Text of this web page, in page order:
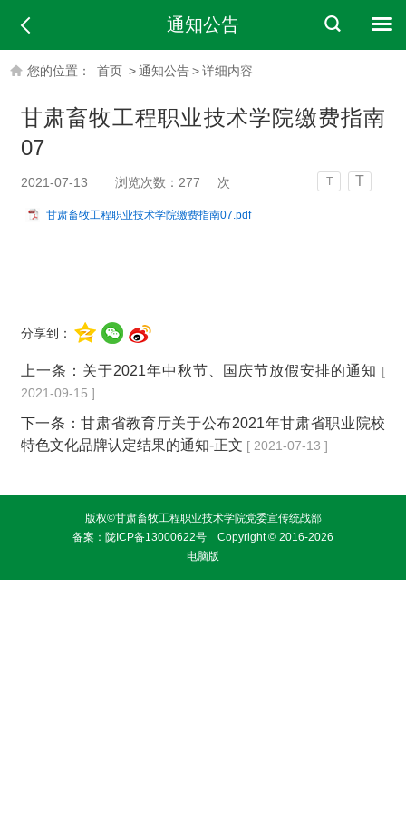
通知公告
您的位置： 首页 >通知公告>详细内容
甘肃畜牧工程职业技术学院缴费指南
07
2021-07-13 浏览次数： 277 次 T T
甘肃畜牧工程职业技术学院缴费指南07.pdf
分享到：
上一条： 关于2021年中秋节、国庆节放假安排的通知 [
2021-09-15 ]
下一条：甘肃省教育厅关于公布2021年甘肃省职业院校
特色文化品牌认定结果的通知-正文 [ 2021-07-13 ]
版权©甘肃畜牧工程职业技术学院党委宣传统战部
备案： 陇ICP备13000622号 Copyright © 2016-2026
电脑版